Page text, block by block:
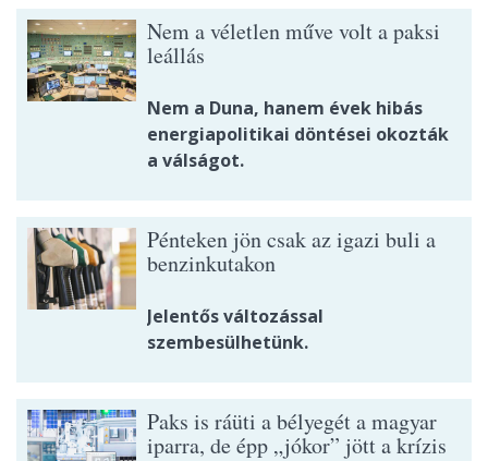
Nem a véletlen műve volt a paksi
leállás
Nem a Duna, hanem évek hibás
energiapolitikai döntései okozták
a válságot.
Pénteken jön csak az igazi buli a
benzinkutakon
Jelentős változással
szembesülhetünk.
Paks is ráüti a bélyegét a magyar
iparra, de épp „jókor” jött a krízis